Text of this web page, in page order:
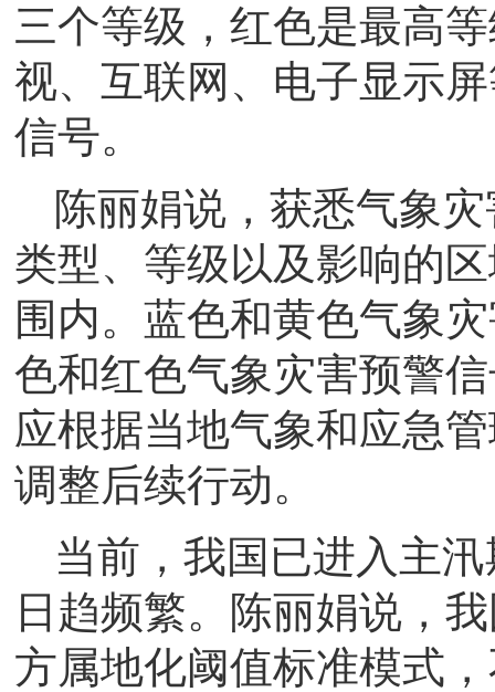
三个等级，红色是最高
视、互联网、电子显示
信号。
陈丽娟说，获悉气象
类型、等级以及影响的
围内。蓝色和黄色气象
色和红色气象灾害预警
应根据当地气象和应急
调整后续行动。
当前，我国已进入主
日趋频繁。陈丽娟说，
方属地化阈值标准模式